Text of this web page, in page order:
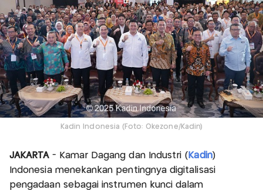
Kadin Indonesia (Foto: Okezone/Kadin)
JAKARTA- Kamar Dagang dan Industri ( Kadin)
Indonesia menekankan pentingnya digitalisasi
pengadaan sebagai instrumen kunci dalam